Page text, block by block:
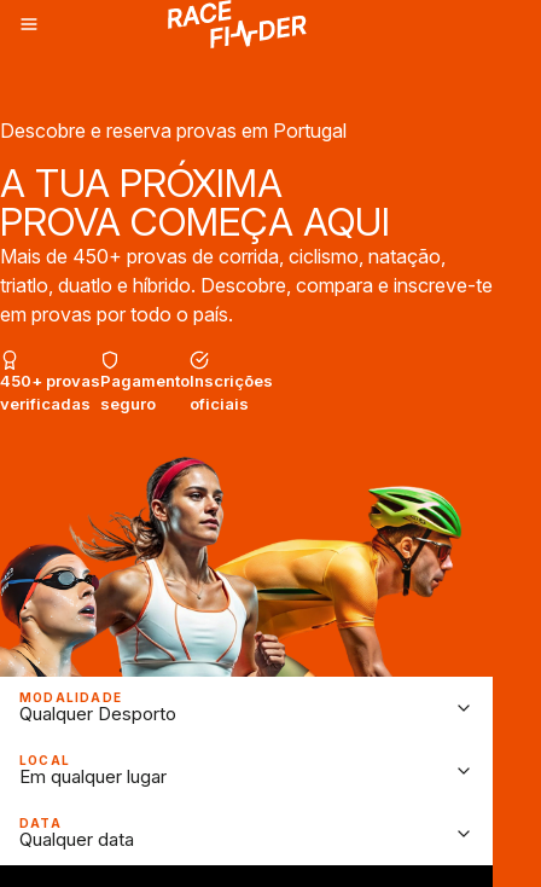
Descobre e reserva provas em Portugal
A TUA PRÓXIMA
PROVA COMEÇA AQUI
Mais de 450+ provas de corrida, ciclismo, natação,
triatlo, duatlo e híbrido. Descobre, compara e inscreve-te
em provas por todo o país.
MODALIDADE
Qualquer Desporto
LOCAL
Em qualquer lugar
DATA
Qualquer data
450+ provas
verificadas
Pagamento
seguro
Inscrições
oficiais